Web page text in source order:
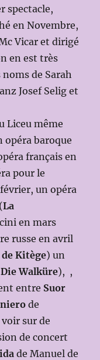
spectacle,
en Novembre,
Vicar et dirigé
en est très
de Sarah
Josef Selig et
Liceu même
opéra baroque
français en
pour le
un opéra
La
en mars
russe en avril
Kitège) un
Die Walküre), ,
entre Suor
de
sur de
de concert
de Manuel de